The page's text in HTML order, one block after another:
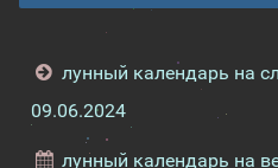
лунный календарь на
09.06.2024
лунный календарь на